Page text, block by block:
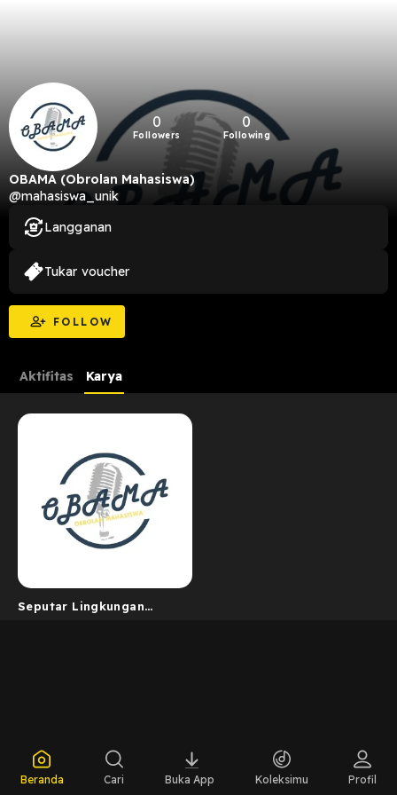
0
Followers
0
Following
OBAMA (Obrolan Mahasiswa)
@mahasiswa_unik
FOLLOW
Langganan
Tukar voucher
Aktifitas Karya
Seputar Lingkungan
Beranda Cari Buka App Koleksimu Profil